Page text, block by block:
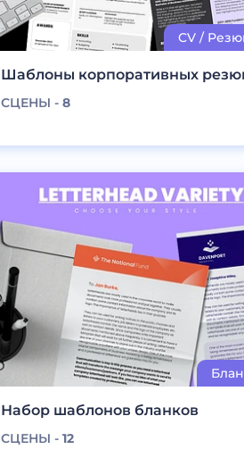
Шаблоны корпоративных
СЦЕНЫ - 8
Набор шаблонов бланков
СЦЕНЫ - 12